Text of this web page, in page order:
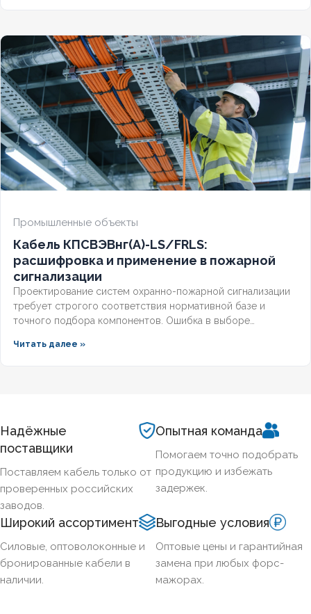
Промышленные объекты
Кабель КПСВЭВнг(А)-LS/FRLS:
расшифровка и применение в пожарной
сигнализации
Проектирование систем охранно-пожарной сигнализации
требует строгого соответствия нормативной базе и
точного подбора компонентов. Ошибка в выборе
задымлении или массовым ложным срабатываниям из-за
Читать далее »
Надёжные
поставщики
Поставляем кабель только от
проверенных российских
заводов.
Опытная команда
Помогаем точно подобрать
продукцию и избежать
задержек.
Широкий ассортимент
Силовые, оптоволоконные и
бронированные кабели в
наличии.
Выгодные условия
Оптовые цены и гарантийная
замена при любых форс-
мажорах.